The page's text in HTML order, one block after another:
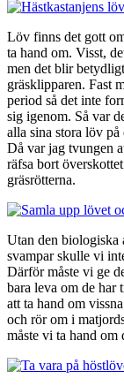
Löv finns det gott
ta hand om. Visst,
men det blir
gräsklipparen. Fast
period så det inte
sig igenom. Så var
alla sina stora löv
Då var jag tvungen
räfsa bort
gräsrötterna.
Utan den biologiska
svampar skulle vi
Därför måste vi ge
bara leva om de har
att ta hand om
och rör om i
måste vi ta hand om